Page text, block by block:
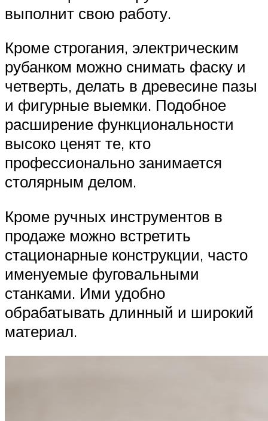
выполнит свою работу.
Кроме строгания, электрическим
рубанком можно снимать фаску и
четверть, делать в древесине пазы
и фигурные выемки. Подобное
расширение функциональности
высоко ценят те, кто
профессионально занимается
столярным делом.
Кроме ручных инструментов в
продаже можно встретить
стационарные конструкции, часто
именуемые фуговальными
станками. Ими удобно
обрабатывать длинный и широкий
материал.